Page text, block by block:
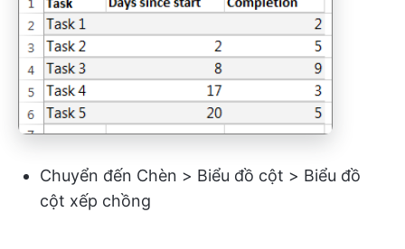
Chuyển đến Chèn > Biểu đồ cột > Biểu đồ
cột xếp chồng